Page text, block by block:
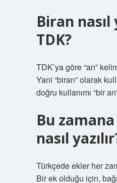
Biran nasıl
TDK?
TDK’ya göre “an”
Yani “biran” olarak
doğru kullanımı “bir
Bu
nasıl
Türkçede ekler her
Bir ek olduğu için,